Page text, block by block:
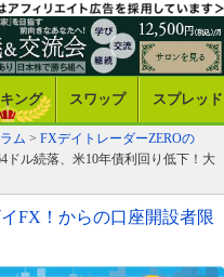
ング スワップ スプレッド
ム > FXデイトレーダーZEROの
ドル続落、米10年債利回り低下！大
FX！からの口座開設者限